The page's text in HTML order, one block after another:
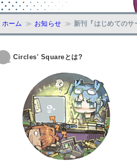
'16/
'16/
ホーム お知らせ 新刊『はじめてのサ
Circles' Squareとは?